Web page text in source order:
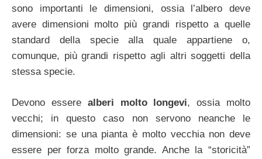
sono importanti le dimensioni, ossia l’albero deve
avere dimensioni molto più grandi rispetto a quelle
standard della specie alla quale appartiene o,
comunque, più grandi rispetto agli altri soggetti della
stessa specie.
Devono essere alberi molto longevi, ossia molto
vecchi; in questo caso non servono neanche le
dimensioni: se una pianta è molto vecchia non deve
essere per forza molto grande. Anche la “storicità”